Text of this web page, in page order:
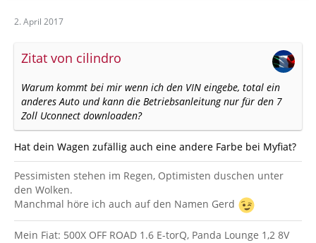
2. April 2017
Zitat von cilindro
Warum kommt bei mir wenn ich den VIN eingebe, total ein
anderes Auto und kann die Betriebsanleitung nur für den 7
Zoll Uconnect downloaden?
Hat dein Wagen zufällig auch eine andere Farbe bei Myfiat?
Pessimisten stehen im Regen, Optimisten duschen unter
den Wolken.
Manchmal höre ich auch auf den Namen Gerd
Mein Fiat: 500X OFF ROAD 1.6 E-torQ, Panda Lounge 1,2 8V